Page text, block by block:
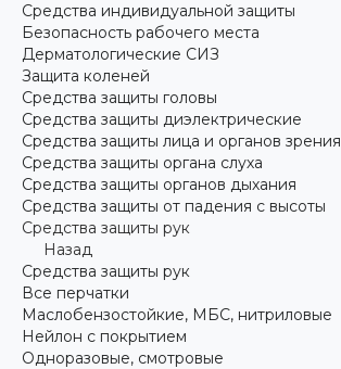
Средства индивидуальной защиты
Безопасность рабочего места
Дерматологические СИЗ
Защита коленей
Средства защиты головы
Средства защиты диэлектрические
Средства защиты лица и органов зрения
Средства защиты органа слуха
Средства защиты органов дыхания
Средства защиты от падения с высоты
Средства защиты рук
Назад
Средства защиты рук
Все перчатки
Маслобензостойкие, МБС, нитриловые
Нейлон с покрытием
Одноразовые, смотровые